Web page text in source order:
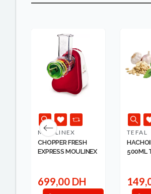
MOULINEX
CHOPPER FRESH
EXPRESS MOULINEX
699,00 DH
TEFAL
500ML